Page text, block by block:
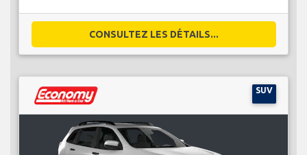
CONSULTEZ LES DÉTAILS...
SUV